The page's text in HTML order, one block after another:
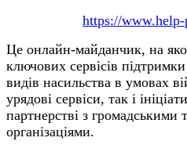
https://
Це онлайн-майданчик, на
ключових сервісів
видів насильства в умовах
урядові сервіси, так і
партнерстві з громадськими
організаціями.